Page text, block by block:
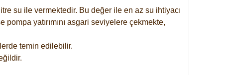
su ile vermektedir. Bu değer ile en az su ihtiyacı
yatırımını asgari seviyelere çekmekte,
temin edilebilir.